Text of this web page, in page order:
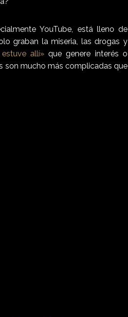
YouTube, está lleno de
graban la miseria, las drogas y
allí»que genere interés o
son mucho más complicadas que